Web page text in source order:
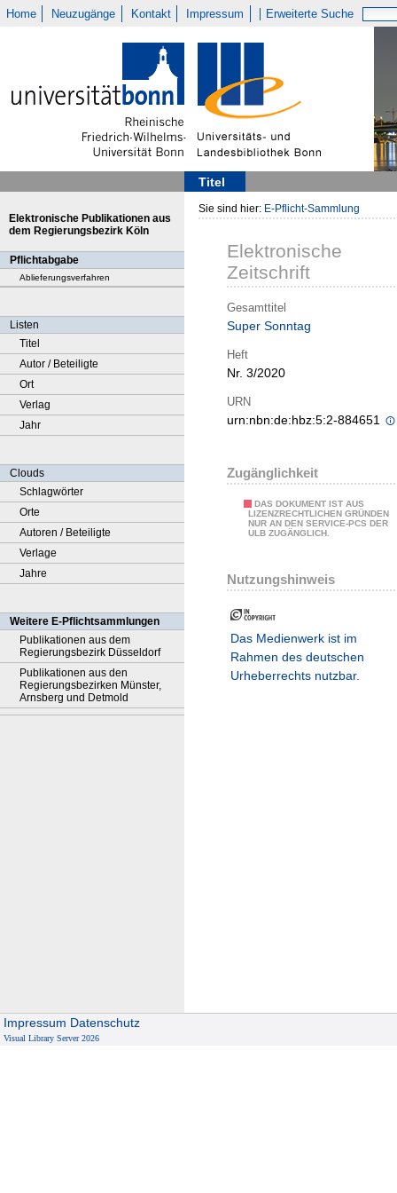
Home Neuzugänge Kontakt Impressum Erweiterte Suche
Titel
Elektronische Publikationen aus
dem Regierungsbezirk Köln
Pflichtabgabe
Ablieferungsverfahren
Listen
Titel
Autor / Beteiligte
Ort
Verlag
Jahr
Clouds
Schlagwörter
Orte
Autoren / Beteiligte
Verlage
Jahre
Weitere E-Pflichtsammlungen
Publikationen aus dem
Regierungsbezirk Düsseldorf
Publikationen aus den
Regierungsbezirken Münster,
Arnsberg und Detmold
Sie sind hier: E-Pflicht-Sammlung
Elektronische
Zeitschrift
Gesamttitel
Super Sonntag
Heft
Nr. 3/2020
URN
urn:nbn:de:hbz:5:2-884651
Zugänglichkeit
DAS DOKUMENT IST AUS
LIZENZRECHTLICHEN GRÜNDEN
NUR AN DEN SERVICE-PCS DER
ULB ZUGÄNGLICH.
Nutzungshinweis
Das Medienwerk ist im
Rahmen des deutschen
Urheberrechts nutzbar.
Impressum Datenschutz
Visual Library Server 2026